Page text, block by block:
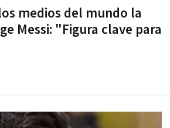
medios del mundo la
Messi: "Figura clave para